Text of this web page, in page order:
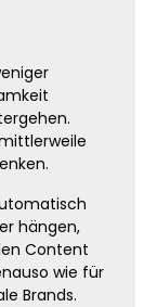
hängen,
Content
wie für
Brands.